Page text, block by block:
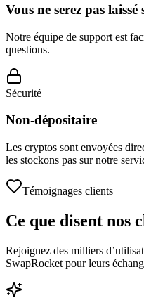
Vous ne serez pas laissé
Notre équipe de support est
questions.
Sécurité
Non-dépositaire
Les cryptos sont envoyées
les stockons pas sur notre
Témoignages clients
Ce que disent nos
Rejoignez des milliers
SwapRocket pour leurs